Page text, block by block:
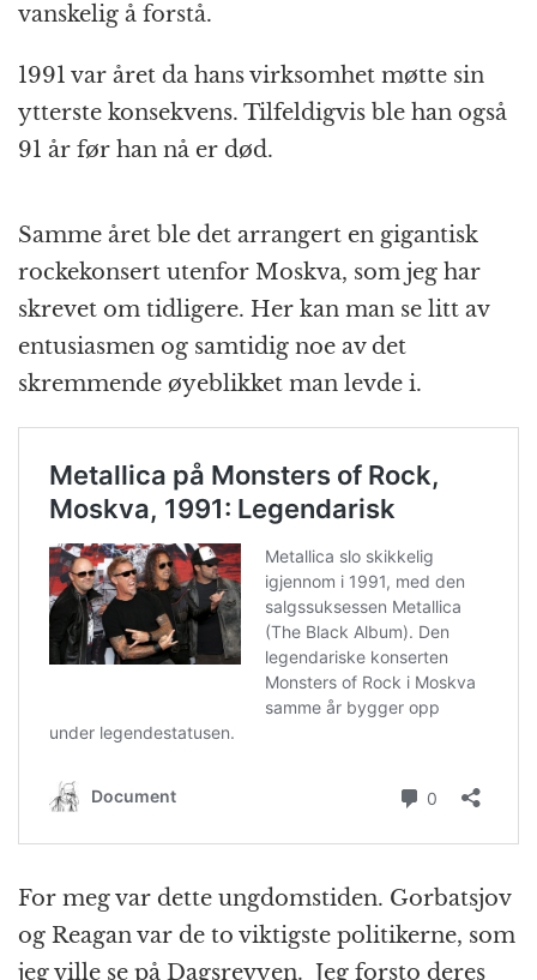
vanskelig å forstå.
1991 var året da hans virksomhet møtte sin
ytterste konsekvens. Tilfeldigvis ble han også
91 år før han nå er død.
Samme året ble det arrangert en gigantisk
rockekonsert utenfor Moskva, som jeg har
skrevet om tidligere. Her kan man se litt av
entusiasmen og samtidig noe av det
skremmende øyeblikket man levde i.
For meg var dette ungdomstiden. Gorbatsjov
og Reagan var de to viktigste politikerne, som
jeg ville se på Dagsrevyen. Jeg forsto deres